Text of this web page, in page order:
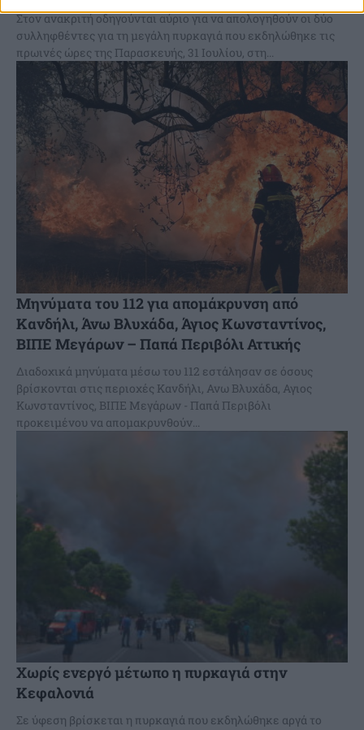
Στον ανακριτή οδηγούνται αύριο για να απολογηθούν οι δύο
συλληφθέντες για τη μεγάλη πυρκαγιά που εκδηλώθηκε τις
πρωινές ώρες της Παρασκευής, 31 Ιουλίου, στη...
Μηνύματα του 112 για απομάκρυνση από
Κανδήλι, Άνω Βλυχάδα, Άγιος Κωνσταντίνος,
ΒΙΠΕ Μεγάρων – Παπά Περιβόλι Αττικής
Διαδοχικά μηνύματα μέσω του 112 εστάλησαν σε όσους
βρίσκονται στις περιοχές Κανδήλι, Ανω Βλυχάδα, Αγιος
Κωνσταντίνος, ΒΙΠΕ Μεγάρων - Παπά Περιβόλι
προκειμένου να απομακρυνθούν...
Χωρίς ενεργό μέτωπο η πυρκαγιά στην
Κεφαλονιά
Σε ύφεση βρίσκεται η πυρκαγιά που εκδηλώθηκε αργά το